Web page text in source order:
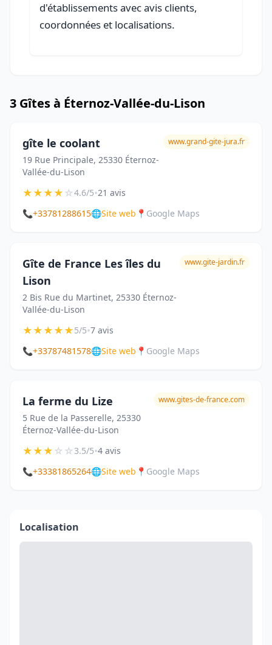
d'établissements avec avis clients,
coordonnées et localisations.
3 Gîtes à Éternoz-Vallée-du-Lison
gîte le coolant
19 Rue Principale, 25330 Éternoz-
Vallée-du-Lison
www.grand-gite-jura.fr
★★★★☆4.6/5•21 avis
📞+33781288615🌐Site web 📍 Google Maps
Gîte de France Les îles du
Lison
2 Bis Rue du Martinet, 25330 Éternoz-
Vallée-du-Lison
www.gite-jardin.fr
★★★★★5/5•7 avis
📞+33787481578🌐Site web 📍 Google Maps
La ferme du Lize
5 Rue de la Passerelle, 25330
Éternoz-Vallée-du-Lison
www.gites-de-france.com
★★★☆☆3.5/5•4 avis
📞+33381865264🌐Site web 📍 Google Maps
Localisation